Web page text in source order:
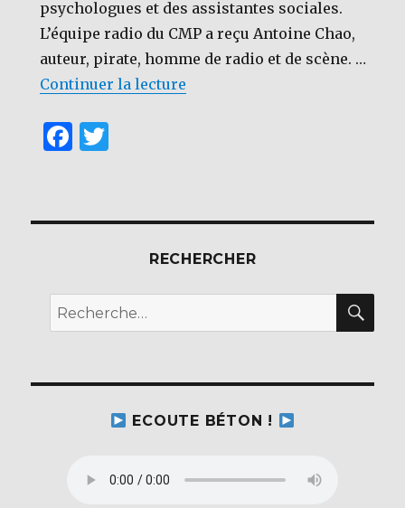
psychologues et des assistantes sociales.
L’équipe radio du CMP a reçu Antoine Chao,
auteur, pirate, homme de radio et de scène. …
Continuer la lecture
F
e
o
k
te
RECHERCHER
Recherche
pour :
ECOUTE BÉTON !